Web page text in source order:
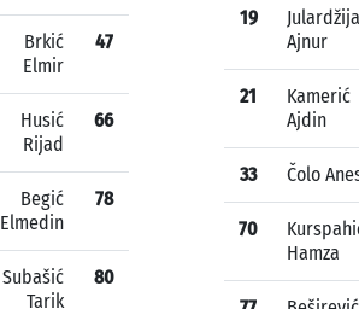
Brkić
Elmir
47
Husić
Rijad
66
Begić
Elmedin
78
Subašić
Tarik
80
19
Julardžija
Ajnur
21
Kamerić
Ajdin
33 Čolo
70
Hamza